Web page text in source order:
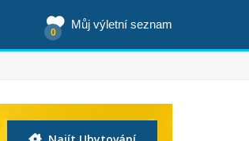
Můj výletní seznam
0